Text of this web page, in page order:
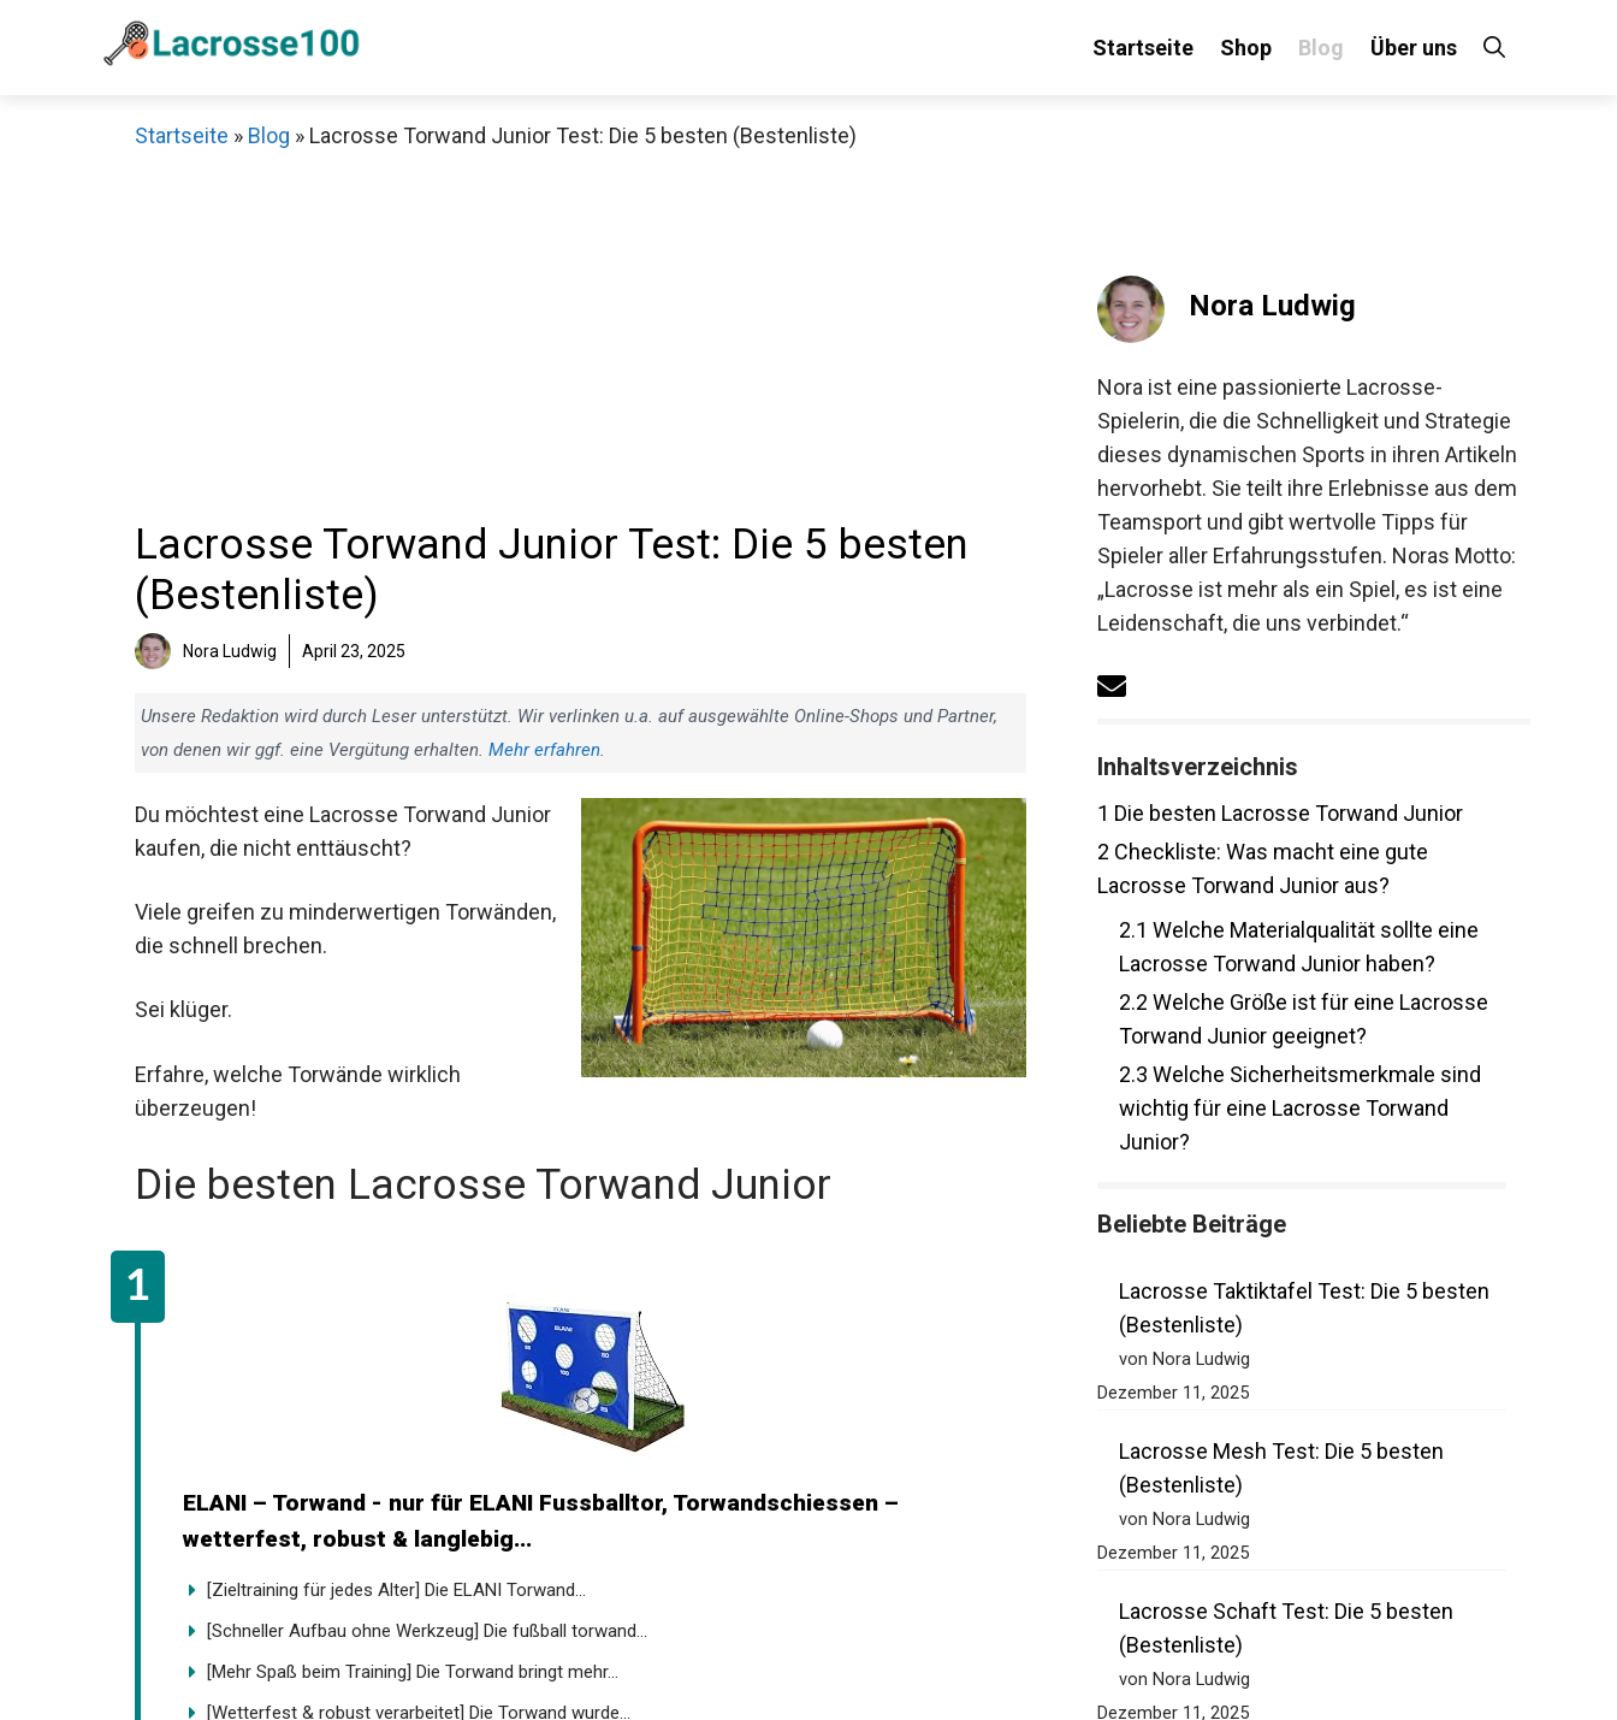
Startseite Shop Blog Über uns
Startseite » Blog » Lacrosse Torwand Junior Test: Die 5 besten (Bestenliste)
Lacrosse Torwand Junior Test: Die 5 besten
(Bestenliste)
Nora Ludwig April 23, 2025
Unsere Redaktion wird durch Leser unterstützt. Wir verlinken u.a. auf ausgewählte Online-Shops und Partner,
von denen wir ggf. eine Vergütung erhalten. Mehr erfahren.
Du möchtest eine Lacrosse Torwand Junior
kaufen, die nicht enttäuscht?
Viele greifen zu minderwertigen Torwänden,
die schnell brechen.
Sei klüger.
Erfahre, welche Torwände wirklich
überzeugen!
Die besten Lacrosse Torwand Junior
ELANI – Torwand - nur für ELANI Fussballtor, Torwandschiessen –
wetterfest, robust & langlebig...
[Zieltraining für jedes Alter] Die ELANI Torwand...
[Schneller Aufbau ohne Werkzeug] Die fußball torwand...
[Mehr Spaß beim Training] Die Torwand bringt mehr...
[Wetterfest & robust verarbeitet] Die Torwand wurde...
Nora Ludwig
Nora ist eine passionierte Lacrosse-
Spielerin, die die Schnelligkeit und Strategie
dieses dynamischen Sports in ihren
Artikeln hervorhebt. Sie teilt ihre Erlebnisse
aus dem Teamsport und gibt wertvolle
Tipps für Spieler aller Erfahrungsstufen.
Noras Motto: „Lacrosse ist mehr als ein
Spiel, es ist eine Leidenschaft, die uns
Inhaltsverzeichnis
Die besten Lacrosse Torwand Junior
Checkliste: Was macht eine gute
Lacrosse Torwand Junior aus?
2.1Welche Materialqualität sollte eine
Lacrosse Torwand Junior haben?
2.2Welche Größe ist für eine Lacrosse
Torwand Junior geeignet?
2.3Welche Sicherheitsmerkmale sind
wichtig für eine Lacrosse Torwand
Lacrosse Taktiktafel Test: Die 5 besten
(Bestenliste)
von Nora Ludwig
Lacrosse Mesh Test: Die 5 besten
(Bestenliste)
von Nora Ludwig
Lacrosse Schaft Test: Die 5 besten
(Bestenliste)
von Nora Ludwig
Schaue dir jetzt die meistverkauften Produkte im Sale bei Decathlon an!